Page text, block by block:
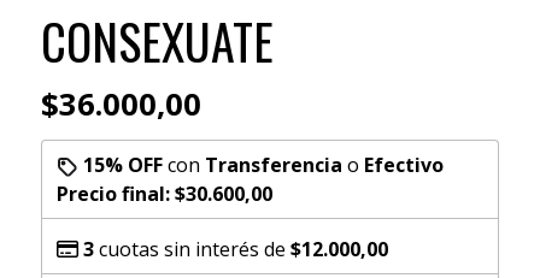
CONSEXUATE
$36.000,00
15% OFFcon Transferencia o Efectivo
Precio final:$30.600,00
3cuotas sin interés de $12.000,00